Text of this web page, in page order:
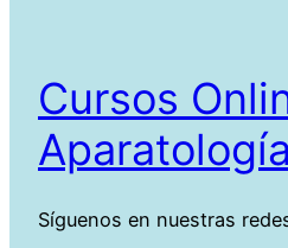
Cursos
Síguenos en nuestras